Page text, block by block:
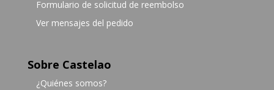
Formulario de solicitud de reembolso
Ver mensajes del pedido
Sobre Castelao
¿Quiénes somos?